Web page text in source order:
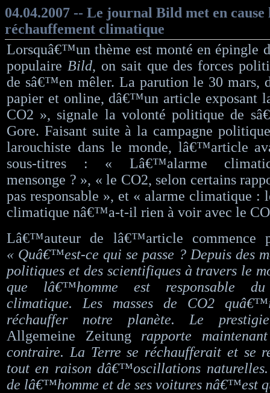
04.04.2007 -- Le journal Bild met en cause
réchauffement climatique
Lorsquâ€™un thème est monté en épingle
populaire Bild, on sait que des forces
de sâ€™en mêler. La parution le 30 mars,
papier et online, dâ€™un article exposant
CO2 », signale la volonté politique de
Gore. Faisant suite à la campagne
larouchiste dans le monde, lâ€™article
sous-titres : « Lâ€™alarme
mensonge ? », « le CO2, selon certains
pas responsable », et « alarme climatique :
climatique nâ€™a-t-il rien à voir avec le
Lâ€™auteur de lâ€™article commence
« Quâ€™est-ce qui se passe ? Depuis des
politiques et des scientifiques à travers le
que lâ€™homme est responsable du
climatique. Les masses de CO2
réchauffer notre planète. Le
Allgemeine Zeitung rapporte
contraire. La Terre se réchaufferait et se
tout en raison dâ€™oscillations
de lâ€™homme et de ses voitures nâ€™est